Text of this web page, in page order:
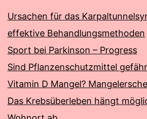
Ursachen für das
effektive Behandlungsmethoden
Sport bei Parkinson – Progress
Sind Pflanzenschutzmittel
Vitamin D Mangel?
Das Krebsüberleben hängt